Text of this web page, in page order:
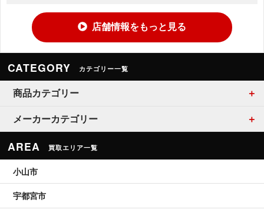
店舗情報をもっと見る
CATEGORY カテゴリー一覧
商品カテゴリー
メーカーカテゴリー
AREA 買取エリア一覧
小山市
宇都宮市